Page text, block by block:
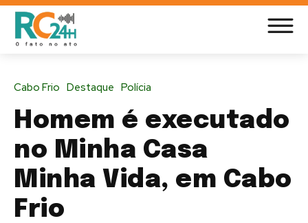
Cabo Frio Destaque Polícia
Homem é executado
no Minha Casa
Minha Vida, em Cabo
Frio